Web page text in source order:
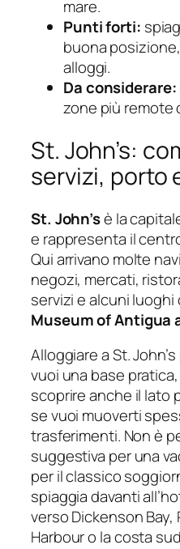
mare.
Punti forti:
buona
alloggi.
Da considerare:
zone più remote
St. John’s:
servizi, porto
St. John’sè la
e rappresenta il
Qui arrivano molte
negozi, mercati,
servizi e alcuni luoghi
Museum of Antigua
Alloggiare a St.
vuoi una base
scoprire anche il lato
se vuoi muoverti
trasferimenti. Non è
suggestiva per una
per il classico
spiaggia davanti
verso Dickenson Bay,
Harbour o la costa